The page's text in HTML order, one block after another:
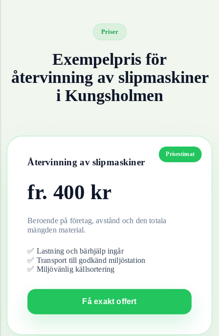
Priser
Exempelpris för
återvinning av slipmaskiner
i Kungsholmen
Prisestimat
Återvinning av slipmaskiner
fr. 400 kr
Beroende på företag, avstånd och den totala
mängden material.
✅ Lastning och bärhjälp ingår
✅ Transport till godkänd miljöstation
✅ Miljövänlig källsortering
Få exakt offert